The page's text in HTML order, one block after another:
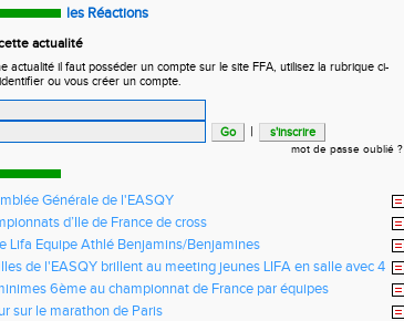
les Réactions
actualité
actualité il faut posséder un compte sur le site FFA, utilisez la rubrique ci-
ou vous créer un compte.
|
mot de passe oublié ?
Générale de l'EASQY
d’Ile de France de cross
Lifa Equipe Athlé Benjamins/Benjamines
de l'EASQY brillent au meeting jeunes LIFA en salle avec 4
du club battus
6ème au championnat de France par équipes
sur le marathon de Paris